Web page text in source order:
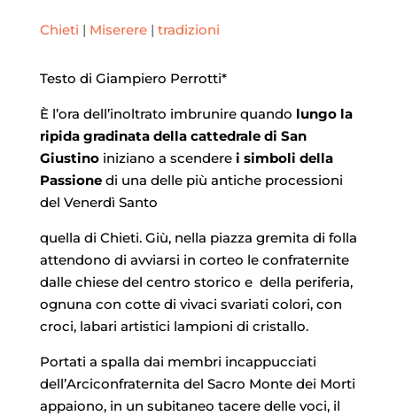
Chieti | Miserere| tradizioni
Testo di Giampiero Perrotti*
È l’ora dell’inoltrato imbrunire quando lungo la
ripida gradinata della cattedrale di San
Giustinoiniziano a scendere i simboli della
Passionedi una delle più antiche processioni
del Venerdì Santo
quella di Chieti. Giù, nella piazza gremita di folla
attendono di avviarsi in corteo le confraternite
dalle chiese del centro storico e della periferia,
ognuna con cotte di vivaci svariati colori, con
croci, labari artistici lampioni di cristallo.
Portati a spalla dai membri incappucciati
dell’Arciconfraternita del Sacro Monte dei Morti
appaiono, in un subitaneo tacere delle voci, il